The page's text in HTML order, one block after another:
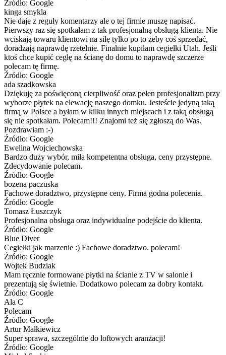
Źródło: Google
kinga smykla
Nie daje z reguły komentarzy ale o tej firmie muszę napisać.
Pierwszy raz się spotkałam z tak profesjonalną obsługą klienta. Nie
wciskają towaru klientowi na siłę tylko po to żeby coś sprzedać,
doradzają naprawdę rzetelnie. Finalnie kupiłam cegiełki Utah. Jeśli
ktoś chce kupić cegłę na ścianę do domu to naprawdę szczerze
polecam tę firmę.
Źródło: Google
ada szadkowska
Dziękuję za poświęconą cierpliwość oraz pełen profesjonalizm przy
wyborze płytek na elewację naszego domku. Jesteście jedyną taką
firmą w Polsce a byłam w kilku innych miejscach i z taką obsługą
się nie spotkałam. Polecam!!! Znajomi też się zgłoszą do Was.
Pozdrawiam :-)
Źródło: Google
Ewelina Wojciechowska
Bardzo duży wybór, miła kompetentna obsługa, ceny przystępne.
Zdecydowanie polecam.
Źródło: Google
bozena paczuska
Fachowe doradztwo, przystępne ceny. Firma godna polecenia.
Źródło: Google
Tomasz Łuszczyk
Profesjonalna obsługa oraz indywidualne podejście do klienta.
Źródło: Google
Blue Diver
Cegiełki jak marzenie :) Fachowe doradztwo. polecam!
Źródło: Google
Wojtek Budziak
Mam ręcznie formowane płytki na ścianie z TV w salonie i
prezentują się świetnie. Dodatkowo polecam za dobry kontakt.
Źródło: Google
Ala C
Polecam
Źródło: Google
Artur Małkiewicz
Super sprawa, szczególnie do loftowych aranżacji!
Źródło: Google